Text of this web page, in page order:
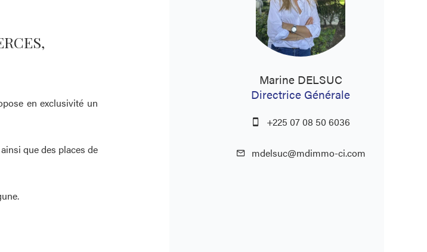
en exclusivité un
que des places de
Marine DELSUC
Directrice Générale
+225 07 08 50 6036
mdelsuc@mdimmo-ci.com